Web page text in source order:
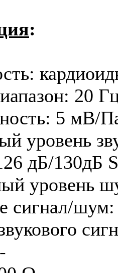
:
20
5 мВ/
уровень
дБ/130дБ
уровень
сигнал/